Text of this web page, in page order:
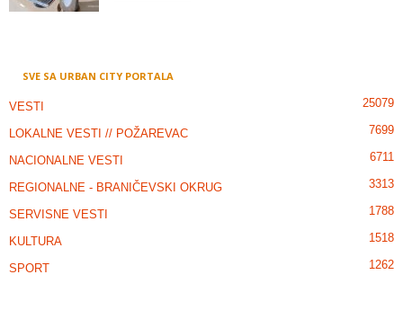
SVE SA URBAN CITY PORTALA
VESTI 25079
LOKALNE VESTI // POŽAREVAC 7699
NACIONALNE VESTI 6711
REGIONALNE - BRANIČEVSKI OKRUG 3313
SERVISNE VESTI 1788
KULTURA 1518
SPORT 1262